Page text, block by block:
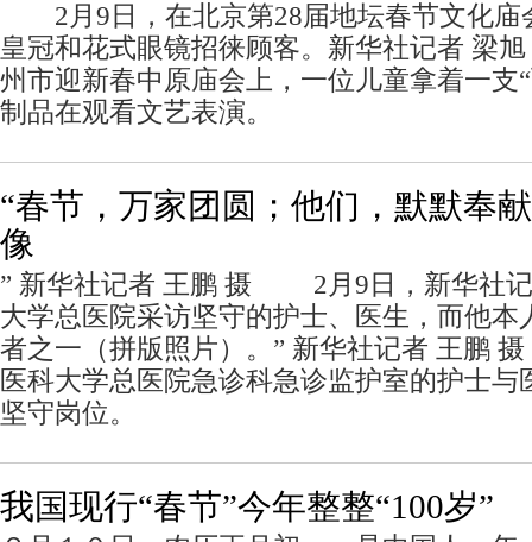
2月9日，在北京第28届地坛春节文化庙
皇冠和花式眼镜招徕顾客。新华社记者
州市迎新春中原庙会上，一位儿童拿着一支
制品在观看文艺表演。
“春节，万家团圆；他们，默默奉
像
” 新华社记者 王鹏 摄 2月9日，新华社记
大学总医院采访坚守的护士、医生，而他本
者之一（拼版照片）。” 新华社记者 王
医科大学总医院急诊科急诊监护室的护士与
坚守岗位。
我国现行“春节”今年整整“100岁”